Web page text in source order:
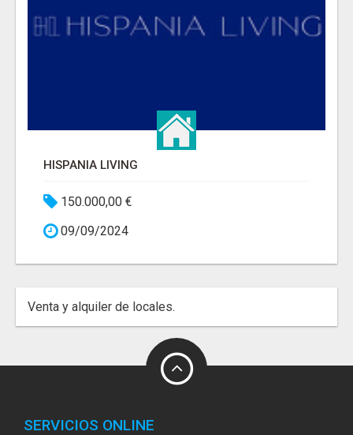
HISPANIA LIVING
150.000,00 €
09/09/2024
Venta y alquiler de locales.
SERVICIOS ONLINE